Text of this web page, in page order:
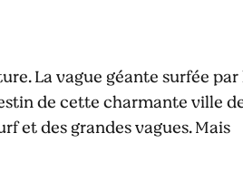
La vague géante surfée par
de cette charmante ville
et des grandes vagues. Mais